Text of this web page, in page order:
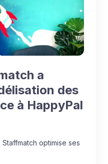
a
des
à HappyPal
optimise ses